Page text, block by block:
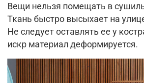
Вещи нельзя помещать в
Ткань быстро высыхает на
Не следует оставлять ее у
искр материал деформируется.